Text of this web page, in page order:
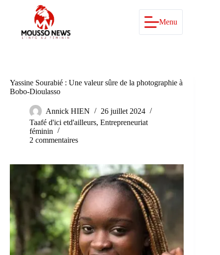
Menu
Yassine Sourabié : Une valeur sûre de la photographie à
Bobo-Dioulasso
Annick HIEN
26 juillet 2024
Taafé d'ici etd'ailleurs, Entrepreneuriat
féminin
2 commentaires